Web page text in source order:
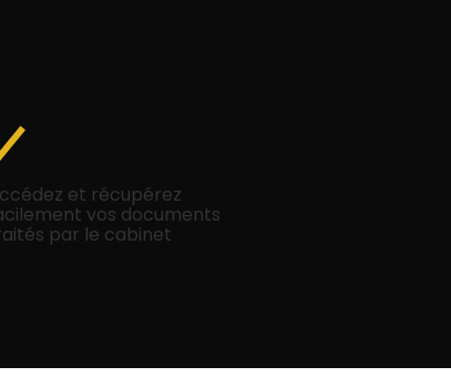
et récupérez
vos documents
par le cabinet